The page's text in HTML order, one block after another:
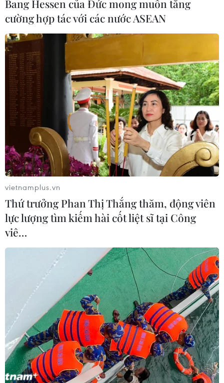
Áp dụng hệ thống quản lý chất lượng tiêu
chuẩn quốc gia TCVN ISO 9001
10/04/2020 01:52
Quyết định nhằm triển khai hệ thống quản lý chất lượng
theo tiêu chuẩn TCVN ISO 9001 ở các đơn vị của Bộ
Công Thương thông qua việc xây dựng, thực hiện hệ
thống quy trình thực hiện thủ tục hành chính.
Bang Hessen của Đức mong muốn tăng
cường hợp tác với các nước ASEAN
vietnamplus.vn
Thứ trưởng Phan Thị Thắng thăm, động viên
lực lượng tìm kiếm hài cốt liệt sĩ tại Công
viê…